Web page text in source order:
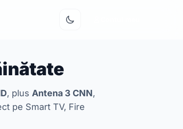
, plus Antena 3 CNN,
pe Smart TV, Fire